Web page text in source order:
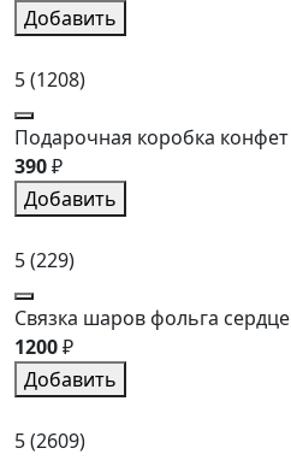
Добавить
5(1208)
Подарочная коробка конфет
390₽
Добавить
5(229)
Связка шаров фольга сердце
1200₽
Добавить
5(2609)